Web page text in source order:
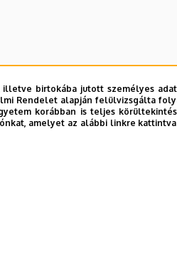
forrásaiba
birtokába jutott személyes
Rendelet alapján felülvizsgálta
korábban is teljes
amelyet az alábbi linkre